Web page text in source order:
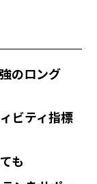
のロング
ビティ指標
も